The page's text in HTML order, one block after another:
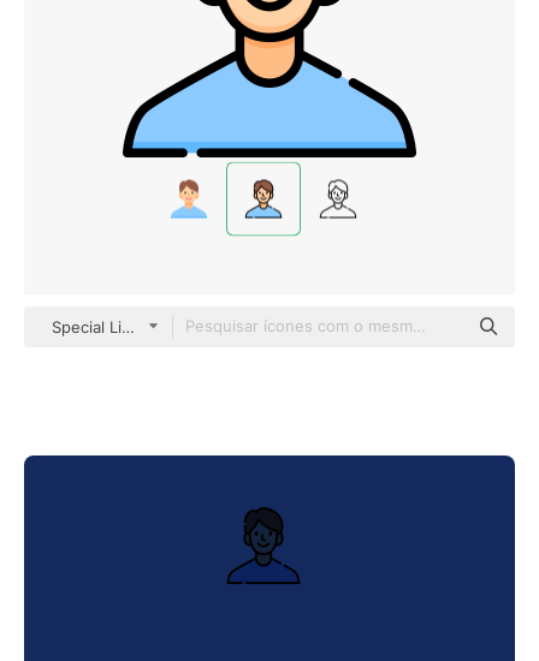
Special Lineal color